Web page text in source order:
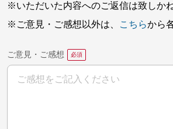
※いただいた内容へのご返信は致しか
※ご意見・ご感想以外は、
こちらから
ご意見・ご感想